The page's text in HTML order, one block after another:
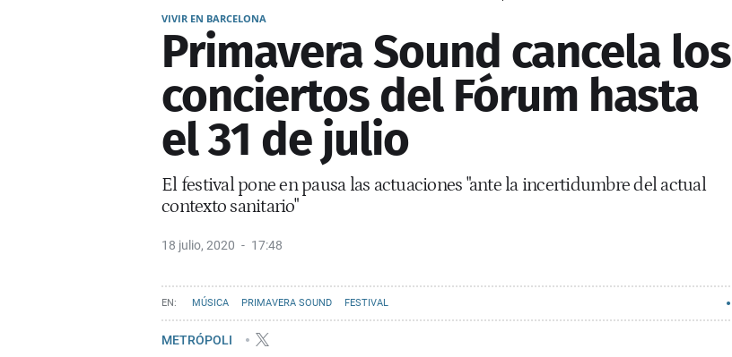
VIVIR EN BARCELONA
Primavera Sound cancela los
conciertos del Fórum hasta
el 31 de julio
El festival pone en pausa las actuaciones "ante la incertidumbre del actual
contexto sanitario"
18 julio, 2020 17:48
MÚSICA PRIMAVERA SOUND FESTIVAL
METRÓPOLI